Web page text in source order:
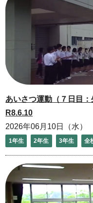
あいさつ運動（７日目：
R8.6.10
2026年06月10日（水）
1年生 2年生 3年生 全